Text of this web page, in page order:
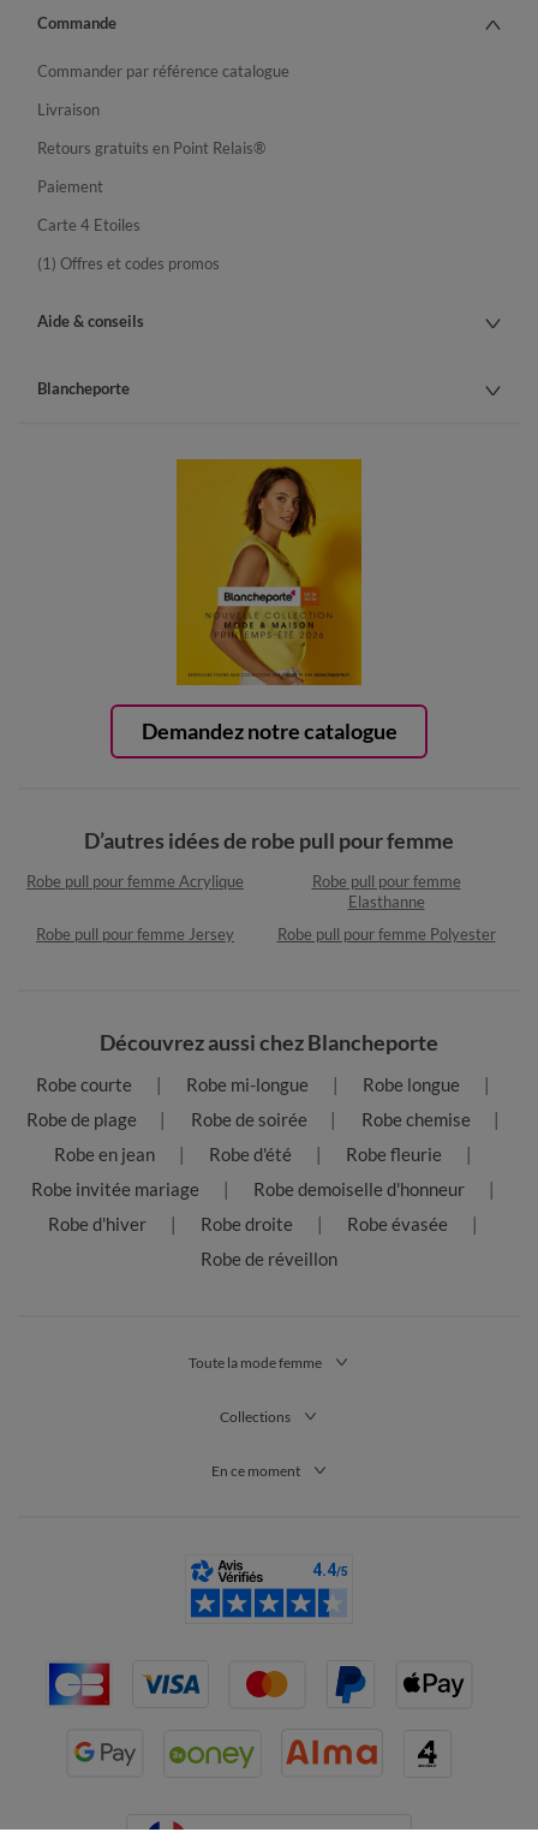
Demandez notre catalogue
Commande
Commander par référence catalogue
Livraison
Retours gratuits en Point Relais®
Paiement
Carte 4 Etoiles
(1) Offres et codes promos
Aide & conseils
Blancheporte
D’autres idées de robe pull pour femme
Robe pull pour femme Acrylique
Robe pull pour femme
Elasthanne
Robe pull pour femme Jersey
Robe pull pour femme Polyester
Découvrez aussi chez Blancheporte
Robe courte Robe mi-longue
Robe longue
Robe de plage
Robe de soirée
Robe chemise
Robe en jean
Robe d'été
Robe fleurie
Robe invitée mariage
Robe demoiselle d'honneur
Robe d'hiver
Robe droite
Robe évasée
Robe de réveillon
Toute la mode femme
Collections
En ce moment